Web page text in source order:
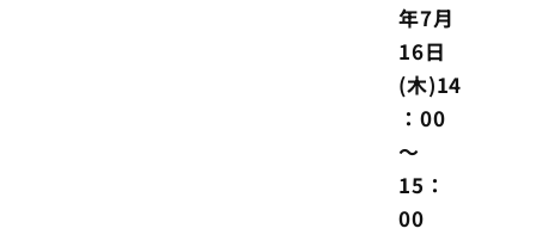
年7月
16日
(木)14
：00
～
15：
00